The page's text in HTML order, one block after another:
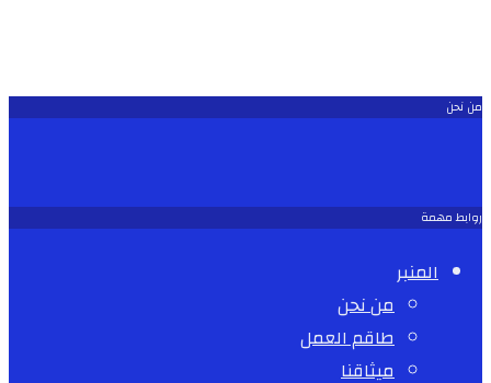
من نحن
روابط مهمة
المنبر
من نحن
طاقم العمل
ميثاقنا